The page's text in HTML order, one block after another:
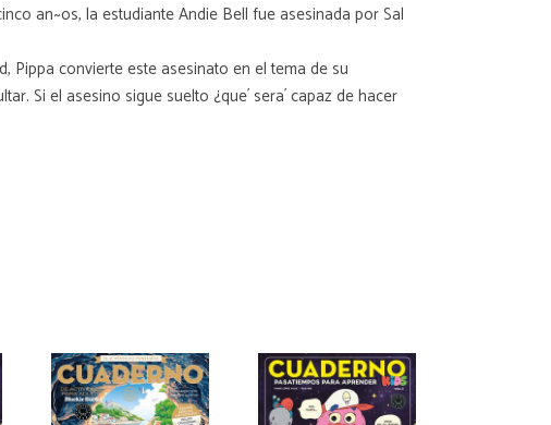
an~os, la estudiante Andie Bell fue asesinada por Sal
Pippa convierte este asesinato en el tema de su
Si el asesino sigue suelto ¿que´ sera´ capaz de hacer